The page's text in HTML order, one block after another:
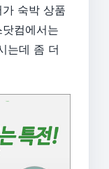
숙박 상품
컴에서는
는데 좀 더